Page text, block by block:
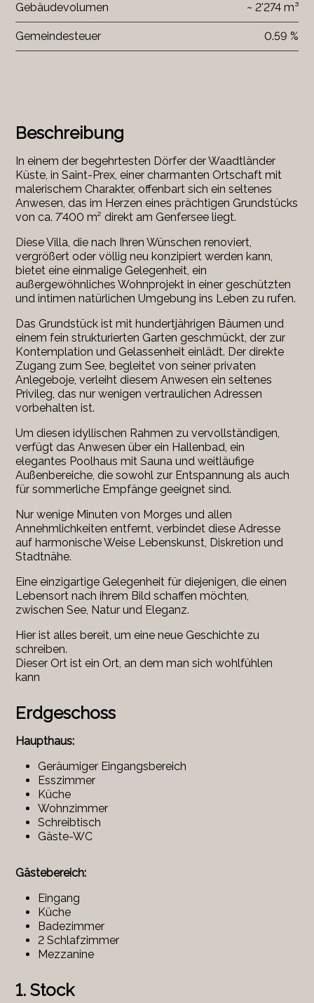
Beschreibung
In einem der begehrtesten Dörfer der Waadtländer
Küste, in Saint-Prex, einer charmanten Ortschaft mit
malerischem Charakter, offenbart sich ein seltenes
Anwesen, das im Herzen eines prächtigen Grundstücks
von ca. 7'400 m² direkt am Genfersee liegt.
Diese Villa, die nach Ihren Wünschen renoviert,
vergrößert oder völlig neu konzipiert werden kann,
bietet eine einmalige Gelegenheit, ein
außergewöhnliches Wohnprojekt in einer geschützten
und intimen natürlichen Umgebung ins Leben zu rufen.
Das Grundstück ist mit hundertjährigen Bäumen und
einem fein strukturierten Garten geschmückt, der zur
Kontemplation und Gelassenheit einlädt. Der direkte
Zugang zum See, begleitet von seiner privaten
Anlegeboje, verleiht diesem Anwesen ein seltenes
Privileg, das nur wenigen vertraulichen Adressen
vorbehalten ist.
Um diesen idyllischen Rahmen zu vervollständigen,
verfügt das Anwesen über ein Hallenbad, ein
elegantes Poolhaus mit Sauna und weitläufige
Außenbereiche, die sowohl zur Entspannung als auch
für sommerliche Empfänge geeignet sind.
Nur wenige Minuten von Morges und allen
Annehmlichkeiten entfernt, verbindet diese Adresse
auf harmonische Weise Lebenskunst, Diskretion und
Stadtnähe.
Eine einzigartige Gelegenheit für diejenigen, die einen
Lebensort nach ihrem Bild schaffen möchten,
zwischen See, Natur und Eleganz.
Hier ist alles bereit, um eine neue Geschichte zu
schreiben.
Dieser Ort ist ein Ort, an dem man sich wohlfühlen
kann
Erdgeschoss
Haupthaus:
Geräumiger Eingangsbereich
Esszimmer
Küche
Wohnzimmer
Schreibtisch
Gäste-WC
Gästebereich:
Eingang
Küche
Badezimmer
2 Schlafzimmer
Mezzanine
1. Stock
Gebäudevolumen ~ 2'274 m³
Gemeindesteuer 0.59 %